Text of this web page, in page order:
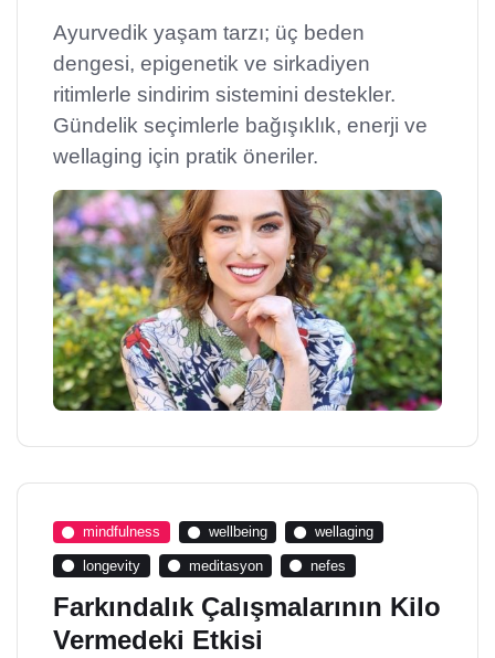
Ayurvedik yaşam tarzı; üç beden
dengesi, epigenetik ve sirkadiyen
ritimlerle sindirim sistemini destekler.
Gündelik seçimlerle bağışıklık, enerji ve
wellaging için pratik öneriler.
mindfulness wellbeing wellaging
longevity meditasyon nefes
Farkındalık Çalışmalarının Kilo
Vermedeki Etkisi